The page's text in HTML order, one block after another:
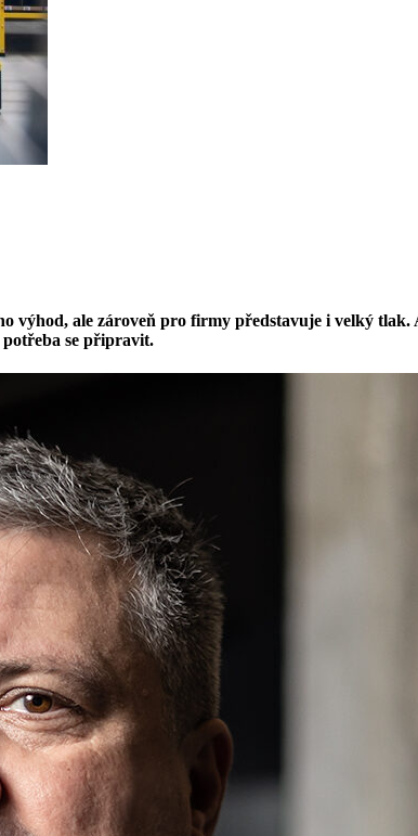
ale zároveň pro firmy představuje i velký tlak.
se připravit.